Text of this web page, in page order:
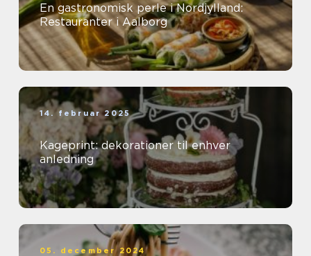
En gastronomisk perle i Nordjylland:
Restauranter i Aalborg
14. februar 2025
Kageprint: dekorationer til enhver
anledning
05. december 2024